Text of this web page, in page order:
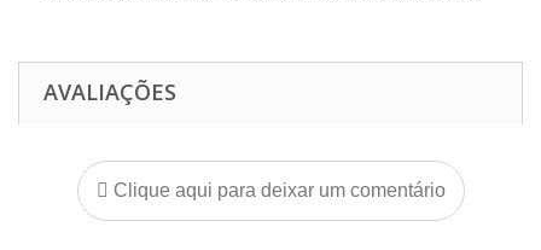
AVALIAÇÕES
Clique aqui para deixar um comentário